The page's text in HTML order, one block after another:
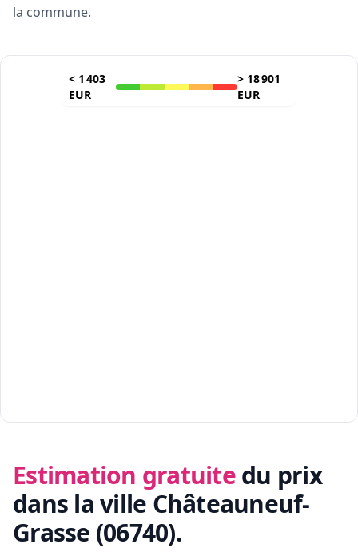
la commune.
< 1 403
EUR
> 18 901
EUR
Estimation gratuite du prix
dans la ville Châteauneuf-
Grasse (06740).